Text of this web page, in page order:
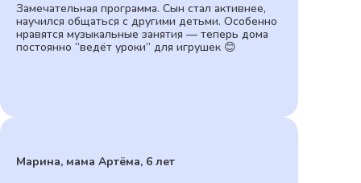
Замечательная программа. Сын стал активнее,
научился общаться с другими детьми. Особенно
нравятся музыкальные занятия — теперь дома
постоянно “ведёт уроки” для игрушек 😊
Марина, мама Артёма, 6 лет